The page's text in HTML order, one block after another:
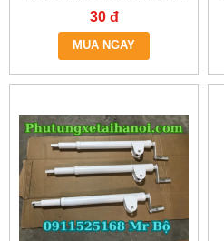
HÀ NỘI & TP.HCM
30 đ
MUA NGAY